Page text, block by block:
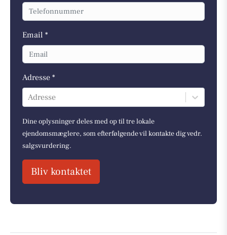
Email *
Adresse *
Adresse
Dine oplysninger deles med op til tre lokale
ejendomsmæglere, som efterfølgende vil kontakte dig vedr.
salgsvurdering.
Bliv kontaktet